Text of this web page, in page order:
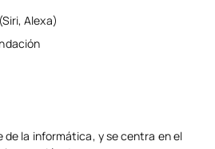
Alexa)
de la informática, y se centra en el